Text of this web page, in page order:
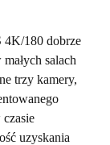
4K/180 dobrze
salach
trzy kamery,
czasie
uzyskania